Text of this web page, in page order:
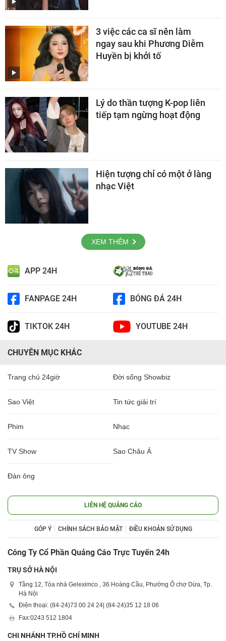
3 việc các ca sĩ nên làm
ngay sau khi Phương Diễm
Huyền bị khởi tố
Lý do thần tượng K-pop liên
tiếp tạm ngừng hoạt động
Hiện tượng chỉ có một ở làng
nhạc Việt
XEM THÊM
APP 24H
FANPAGE 24H BÓNG ĐÁ 24H
TIKTOK 24H YOUTUBE 24H
CHUYÊN MỤC KHÁC
Trang chủ 24giờ Đời sống Showbiz
Sao Việt Tin tức giải trí
Phim Nhạc
TV Show Sao Châu Á
Đàn ông
LIÊN HỆ QUẢNG CÁO
GÓP Ý CHÍNH SÁCH BẢO MẬT ĐIỀU KHOẢN SỬ DỤNG
Công Ty Cổ Phần Quảng Cáo Trực Tuyến 24h
TRỤ SỞ HÀ NỘI
Tầng 12, Tòa nhà Geleximco , 36 Hoàng Cầu, Phường Ô chợ Dừa, Tp.
Hà Nội
Điện thoại: (84-24)73 00 24 24| (84-24)35 12 18 06
Fax:0243 512 1804
CHI NHÁNH TP.HỒ CHÍ MINH